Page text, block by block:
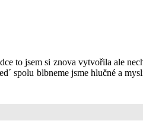
to jsem si znova vytvořila ale
spolu blbneme jsme hlučné a